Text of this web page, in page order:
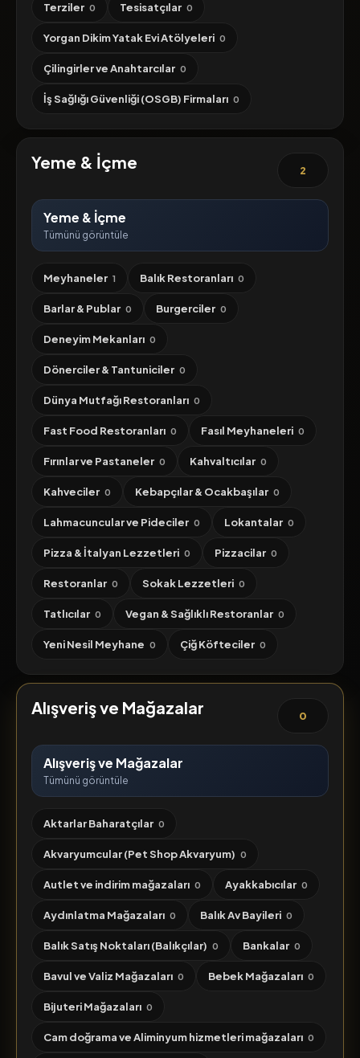
Terziler 0 Tesisatçılar 0
Yorgan Dikim Yatak Evi Atölyeleri 0
Çilingirler ve Anahtarcılar 0
İş Sağlığı Güvenliği (OSGB) Firmaları 0
Yeme & İçme 2
Yeme & İçme
Tümünü görüntüle
Meyhaneler 1 Balık Restoranları 0
Barlar & Publar 0 Burgerciler 0
Deneyim Mekanları 0
Dönerciler & Tantuniciler 0
Dünya Mutfağı Restoranları 0
Fast Food Restoranları 0 Fasıl Meyhaneleri 0
Fırınlar ve Pastaneler 0 Kahvaltıcılar 0
Kahveciler 0 Kebapçılar & Ocakbaşılar 0
Lahmacuncular ve Pideciler 0 Lokantalar 0
Pizza & İtalyan Lezzetleri 0 Pizzacilar 0
Restoranlar 0 Sokak Lezzetleri 0
Tatlıcılar 0 Vegan & Sağlıklı Restoranlar 0
Yeni Nesil Meyhane 0 Çiğ Köfteciler 0
Alışveriş ve Mağazalar 0
Alışveriş ve Mağazalar
Tümünü görüntüle
Aktarlar Baharatçılar 0
Akvaryumcular (Pet Shop Akvaryum) 0
Autlet ve indirim mağazaları 0 Ayakkabıcılar 0
Aydınlatma Mağazaları 0 Balık Av Bayileri 0
Balık Satış Noktaları (Balıkçılar) 0 Bankalar 0
Bavul ve Valiz Mağazaları 0 Bebek Mağazaları 0
Bijuteri Mağazaları 0
Cam doğrama ve Aliminyum hizmetleri mağazaları 0